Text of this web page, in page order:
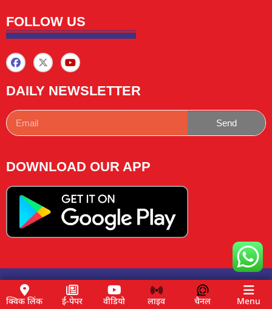
FOLLOW US
DAILY NEWSLETTER
Send
DOWNLOAD OUR APP
Copyright © 2025 News Lemon Choose|Design by Traffic
Tail & Managed byBuzz4ai
क्विक लिंक ई-पेपर वीडियो लाइव चैनल Menu